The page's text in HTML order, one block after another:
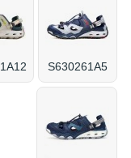
S630261A5